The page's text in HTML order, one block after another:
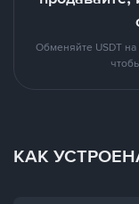
Обменяйте USDT
КАК